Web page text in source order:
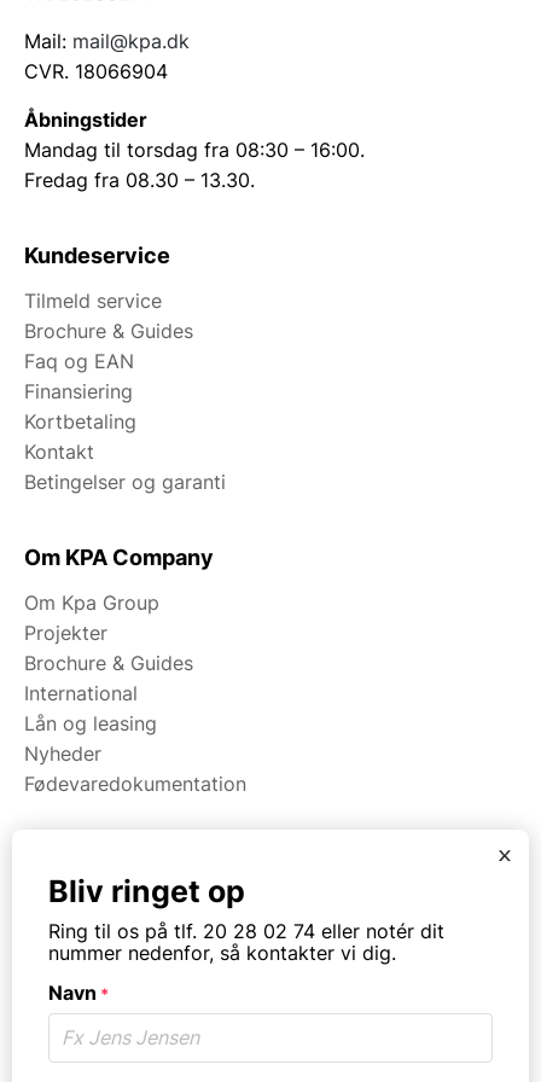
Mail: mail@kpa.dk
CVR. 18066904
Åbningstider
Mandag til torsdag fra 08:30 – 16:00.
Fredag fra 08.30 – 13.30.
Kundeservice
Tilmeld service
Brochure & Guides
Faq og EAN
Finansiering
Kortbetaling
Kontakt
Betingelser og garanti
Om KPA Company
Om Kpa Group
Projekter
Brochure & Guides
International
Lån og leasing
Nyheder
Fødevaredokumentation
Maskiner
Koge/varme/stege
Bageri
Opvask
Opbevaring
Virksomhedstype
x
Bliv ringet op
Ring til os på tlf. 20 28 02 74 eller notér dit
nummer nedenfor, så kontakter vi dig.
Navn *